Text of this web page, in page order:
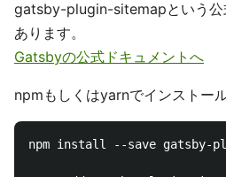
gatsby-plugin-sitemapという公
あります。
Gatsbyの公式ドキュメントへ
npmもしくはyarnでインストール
npm install --save gatsby-